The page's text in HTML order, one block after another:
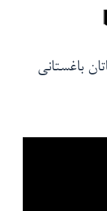
باغستانی